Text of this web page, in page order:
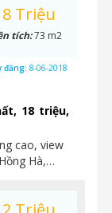
18 triệu,
cao, view
Hà,…
Triệu
tích:73 m2
đăng: 8-06-2018